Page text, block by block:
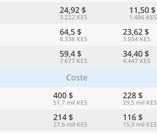
24,92 $
3.222 KES
11,50 $
1.486 KES
64,5 $
8.338 KES
23,62 $
3.054 KES
59,4 $
7.677 KES
34,40 $
4.447 KES
Coste
400 $
51,7 mil KES
228 $
29,5 mil KES
214 $
27,6 mil KES
116 $
15,0 mil KES